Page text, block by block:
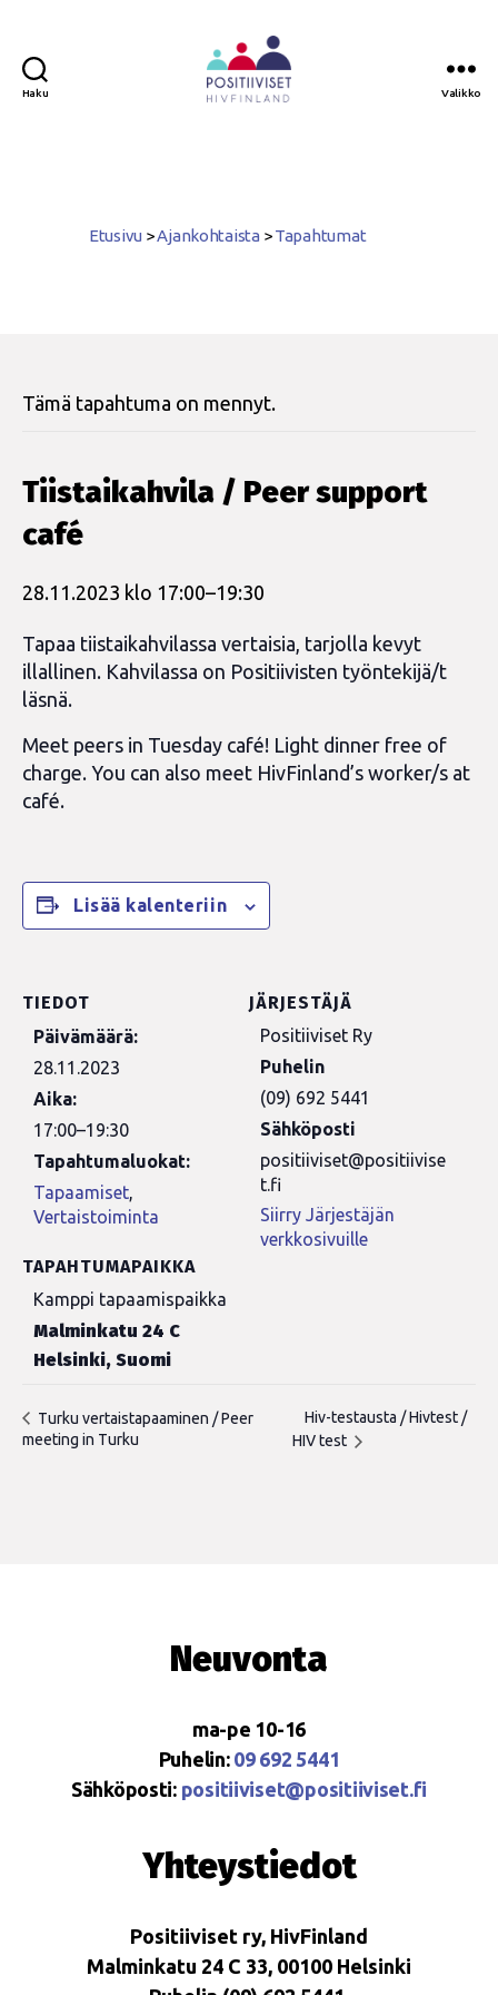
Haku Valikko
Etusivu >Ajankohtaista >Tapahtumat
Tämä tapahtuma on mennyt.
Tiistaikahvila / Peer support
café
28.11.2023 klo 17:00–19:30
Tapaa tiistaikahvilassa vertaisia, tarjolla kevyt
illallinen. Kahvilassa on Positiivisten työntekijä/t
läsnä.
Meet peers in Tuesday café! Light dinner free of
charge. You can also meet HivFinland’s worker/s at
café.
Lisää kalenteriin
TIEDOT
Päivämäärä:
28.11.2023
Aika:
17:00–19:30
Tapahtumaluokat:
Tapaamiset,
Vertaistoiminta
TAPAHTUMAPAIKKA
Kamppi tapaamispaikka
Malminkatu 24 C
Helsinki, Suomi
JÄRJESTÄJÄ
Positiiviset Ry
Puhelin
(09) 692 5441
Sähköposti
positiiviset@positiivise
t.fi
Siirry Järjestäjän
verkkosivuille
Turku vertaistapaaminen / Peer
meeting in Turku
Hiv-testausta / Hivtest /
HIV test
Neuvonta
ma-pe 10-16
Puhelin: 09 692 5441
Sähköposti: positiiviset@positiiviset.fi
Yhteystiedot
Positiiviset ry, HivFinland
Malminkatu 24 C 33, 00100 Helsinki